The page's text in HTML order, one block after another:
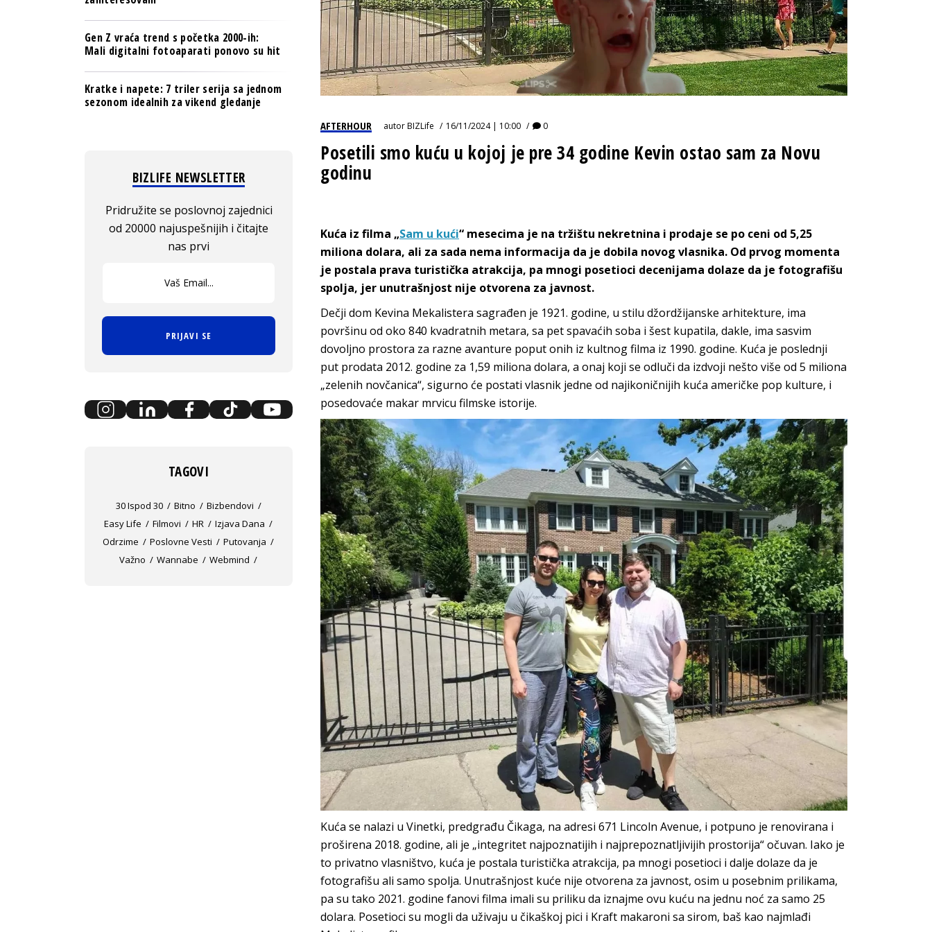
AFTERHOUR autorBIZLife 16/11/2024 | 10:00 0
Posetili smo kuću u kojoj je pre 34 godine Kevin ostao sam za Novu
godinu
Kuća iz filma „Sam u kući“ mesecima je na tržištu nekretnina i prodaje se po ceni od 5,25
miliona dolara, ali za sada nema informacija da je dobila novog vlasnika. Od prvog momenta
je postala prava turistička atrakcija, pa mnogi posetioci decenijama dolaze da je fotografišu
spolja, jer unutrašnjost nije otvorena za javnost.
Dečji dom Kevina Mekalistera sagrađen je 1921. godine, u stilu džordžijanske arhitekture, ima
površinu od oko 840 kvadratnih metara, sa pet spavaćih soba i šest kupatila, dakle, ima sasvim
dovoljno prostora za razne avanture poput onih iz kultnog filma iz 1990. godine. Kuća je poslednji
put prodata 2012. godine za 1,59 miliona dolara, a onaj koji se odluči da izdvoji nešto više od 5 miliona
„zelenih novčanica“, sigurno će postati vlasnik jedne od najikoničnijih kuća američke pop kulture, i
posedovaće makar mrvicu filmske istorije.
Kuća se nalazi u Vinetki, predgrađu Čikaga, na adresi 671 Lincoln Avenue, i potpuno je renovirana i
proširena 2018. godine, ali je „integritet najpoznatijih i najprepoznatljivijih prostorija“ očuvan. Iako je
to privatno vlasništvo, kuća je postala turistička atrakcija, pa mnogi posetioci i dalje dolaze da je
fotografišu ali samo spolja. Unutrašnjost kuće nije otvorena za javnost, osim u posebnim prilikama,
pa su tako 2021. godine fanovi filma imali su priliku da iznajme ovu kuću na jednu noć za samo 25
dolara. Posetioci su mogli da uživaju u čikaškoj pici i Kraft makaroni sa sirom, baš kao najmlađi
Gen Z vraća trend s početka 2000-ih:
Mali digitalni fotoaparati ponovo su hit
Kratke i napete: 7 triler serija sa jednom
sezonom idealnih za vikend gledanje
BIZLIFE NEWSLETTER
Pridružite se poslovnoj zajednici
od 20000 najuspešnijih i čitajte
nas prvi
PRIJAVI SE
TAGOVI
30 Ispod 30 Bitno
Bizbendovi
Easy Life
Filmovi HR
Izjava Dana
Odrzime
Poslovne Vesti
Putovanja
Važno
Wannabe Webmind